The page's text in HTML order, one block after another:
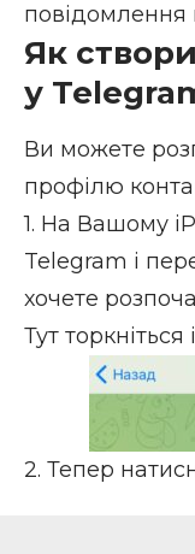
повідомлення
Як
у
Ви можете
профілю
1. На Вашому
Telegram і
хочете
Тут
2. Тепер